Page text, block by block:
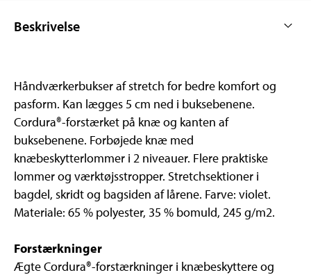
Beskrivelse
Håndværkerbukser af stretch for bedre komfort og
pasform. Kan lægges 5 cm ned i buksebenene.
Cordura®-forstærket på knæ og kanten af
buksebenene. Forbøjede knæ med
knæbeskytterlommer i 2 niveauer. Flere praktiske
lommer og værktøjsstropper. Stretchsektioner i
bagdel, skridt og bagsiden af lårene. Farve: violet.
Materiale: 65 % polyester, 35 % bomuld, 245 g/m2.
Forstærkninger
Ægte Cordura®-forstærkninger i knæbeskyttere og